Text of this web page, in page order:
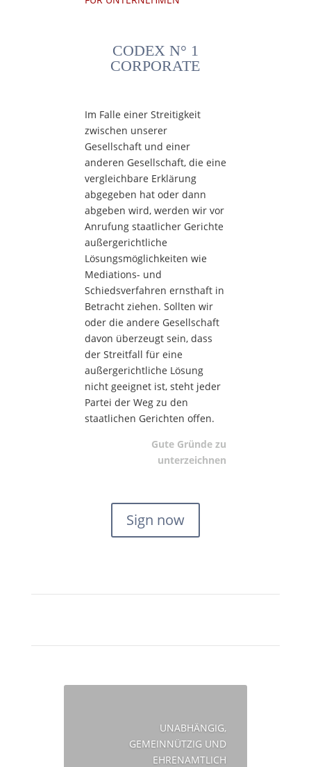
CODEX N° 1
CORPORATE
Im Falle einer Streitigkeit
zwischen unserer
Gesellschaft und einer
anderen Gesellschaft, die eine
vergleichbare Erklärung
abgegeben hat oder dann
abgeben wird, werden wir vor
Anrufung staatlicher Gerichte
außergerichtliche
Lösungsmöglichkeiten wie
Mediations- und
Schiedsverfahren ernsthaft in
Betracht ziehen. Sollten wir
oder die andere Gesellschaft
davon überzeugt sein, dass
der Streitfall für eine
außergerichtliche Lösung
nicht geeignet ist, steht jeder
Partei der Weg zu den
staatlichen Gerichten offen.
Gute Gründe zu
unterzeichnen
Sign now
UNABHÄNGIG,
GEMEINNÜTZIG UND
EHRENAMTLICH